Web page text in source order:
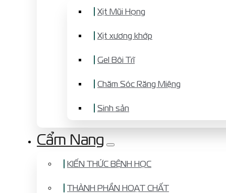
Xịt Mũi Họng
Xịt xương khớp
Gel Bôi Trĩ
Chăm Sóc Răng Miệng
Sinh sản
Cẩm Nang
KIẾN THỨC BỆNH HỌC
THÀNH PHẦN HOẠT CHẤT